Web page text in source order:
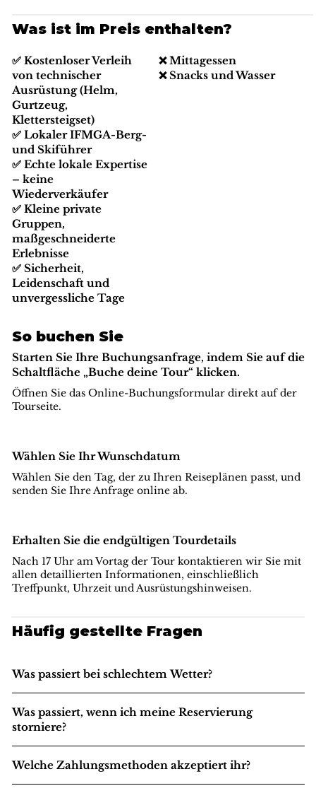
Was ist im Preis enthalten?
✅ Kostenloser Verleih
von technischer
Ausrüstung (Helm,
Gurtzeug,
Klettersteigset)
✅ Lokaler IFMGA-Berg-
und Skiführer
✅ Echte lokale Expertise
– keine
Wiederverkäufer
✅ Kleine private
Gruppen,
maßgeschneiderte
Erlebnisse
✅ Sicherheit,
Leidenschaft und
unvergessliche Tage
❌ Mittagessen
❌ Snacks und Wasser
So buchen Sie
Starten Sie Ihre Buchungsanfrage, indem Sie auf die
Schaltfläche „Buche deine Tour“ klicken.
Öffnen Sie das Online-Buchungsformular direkt auf der
Tourseite.
Wählen Sie Ihr Wunschdatum
Wählen Sie den Tag, der zu Ihren Reiseplänen passt, und
senden Sie Ihre Anfrage online ab.
Erhalten Sie die endgültigen Tourdetails
Nach 17 Uhr am Vortag der Tour kontaktieren wir Sie mit
allen detaillierten Informationen, einschließlich
Treffpunkt, Uhrzeit und Ausrüstungshinweisen.
Häufig gestellte Fragen
Was passiert bei schlechtem Wetter?
Was passiert, wenn ich meine Reservierung
storniere?
Welche Zahlungsmethoden akzeptiert ihr?